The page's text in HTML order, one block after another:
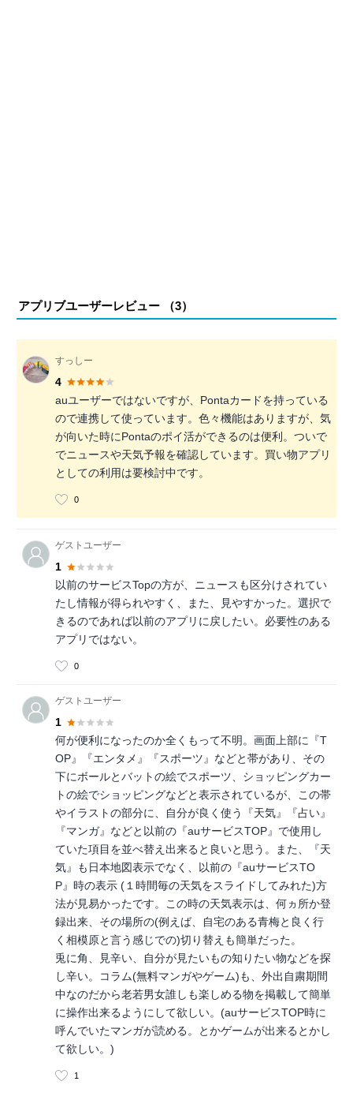
アプリブユーザーレビュー （3）
すっしー
4
auユーザーではないですが、Pontaカードを持っている
ので連携して使っています。色々機能はありますが、気
が向いた時にPontaのポイ活ができるのは便利。ついで
でニュースや天気予報を確認しています。買い物アプリ
としての利用は要検討中です。
0
ゲストユーザー
1
以前のサービスTopの方が、ニュースも区分けされてい
たし情報が得られやすく、また、見やすかった。選択で
きるのであれば以前のアプリに戻したい。必要性のある
アプリではない。
0
ゲストユーザー
1
何が便利になったのか全くもって不明。画面上部に『T
OP』『エンタメ』『スポーツ』などと帯があり、その
下にボールとバットの絵でスポーツ、ショッピングカー
トの絵でショッピングなどと表示されているが、この帯
やイラストの部分に、自分が良く使う『天気』『占い』
『マンガ』などと以前の『auサービスTOP』で使用し
ていた項目を並べ替え出来ると良いと思う。また、『天
気』も日本地図表示でなく、以前の『auサービスTO
P』時の表示 (１時間毎の天気をスライドしてみれた)方
法が見易かったです。この時の天気表示は、何ヵ所か登
録出来、その場所の(例えば、自宅のある青梅と良く行
く相模原と言う感じでの)切り替えも簡単だった。
兎に角、見辛い、自分が見たいもの知りたい物などを探
し辛い。コラム(無料マンガやゲーム)も、外出自粛期間
中なのだから老若男女誰しも楽しめる物を掲載して簡単
に操作出来るようにして欲しい。(auサービスTOP時に
呼んでいたマンガが読める。とかゲームが出来るとかし
て欲しい。)
1